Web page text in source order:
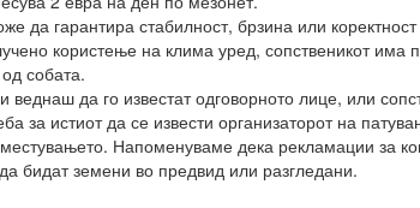
да гарантира стабилност, брзина или
користење на клима уред, сопственикот има
собата.
да го известат одговорното лице, или
за истиот да се извести организаторот на
Напоменуваме дека рекламации за
бидат земени во предвид или разгледани.